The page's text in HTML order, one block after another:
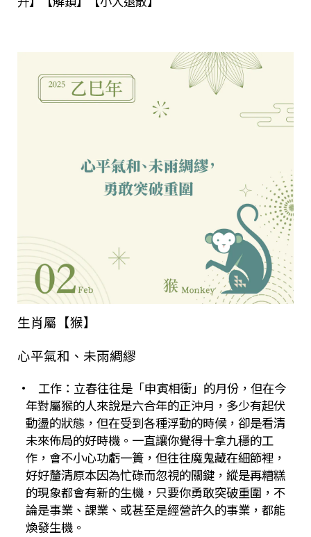
生肖屬【猴】
心平氣和、未雨綢繆
• 工作：立春往往是「申寅相衝」的月份，但在今
年對屬猴的人來說是六合年的正沖月，多少有起伏
動盪的狀態，但在受到各種浮動的時候，卻是看清
未來佈局的好時機。一直讓你覺得十拿九穩的工
作，會不小心功虧一簣，但往往魔鬼藏在細節裡，
好好釐清原本因為忙碌而忽視的關鍵，縱是再糟糕
的現象都會有新的生機，只要你勇敢突破重圍，不
論是事業、課業、或甚至是經營許久的事業，都能
煥發生機。